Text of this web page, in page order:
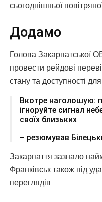
сьогоднішньої
Додамо
Голова Закарпатської
провести рейдові
стану та доступності
Вкотре наголошую:
ігноруйте сигнал
своїх близьких
– резюмував
Закарпаття зазнало
Франківськ також під
переглядiв